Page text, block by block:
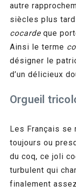
autre
siècles plus
cocardeque
Ainsi le terme
désigner le
d’un délicieux
Orgueil
Les Français se
toujours ou
du coq, ce joli
turbulent qui
finalement